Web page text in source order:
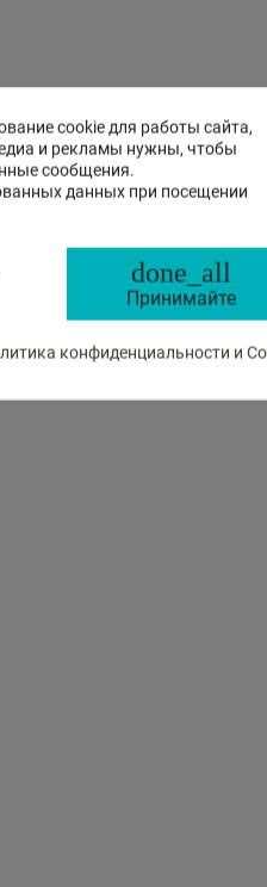
cookie для работы сайта,
и рекламы нужны, чтобы
сообщения.
данных при посещении
done_all
Принимайте
конфиденциальности и